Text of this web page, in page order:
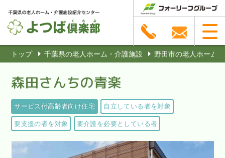
トップ 千葉県の老人ホーム・介護施設 野田市の老人ホーム
森田さんちの青楽
サービス付高齢者向け住宅 自立している者を対象
要支援の者を対象 要介護を必要としている者